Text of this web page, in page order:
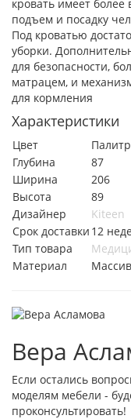
кровать имеет более
подъем и посадку
Под кроватью
уборки.
для безопасности,
матрацем, и
для кормления
Характеристики
Цвет
Глубина
87
Ширина
206
Высота
89
Дизайнер
Kiteen
Срок доставки 12
Тип товара
Материал
Вера
Если остались
моделям мебели -
проконсультировать!